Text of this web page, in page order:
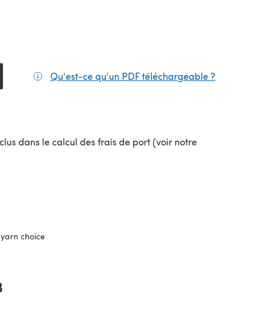
Qu'est-ce qu'un PDF téléchargeable ?
dans le calcul des frais de port (voir notre
onglet)
choice